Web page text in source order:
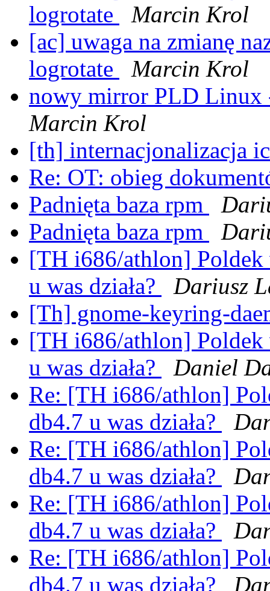
logrotate
Marcin Krol
[ac] uwaga na zmianę
logrotate
Marcin Krol
nowy mirror PLD Linux
Marcin Krol
[th] internacjonalizacja
Re: OT: obieg
Padnięta baza rpm
Padnięta baza rpm
[TH i686/athlon] Poldek
u was działa?
Dariusz
[Th] gnome-keyring-
[TH i686/athlon] Poldek
u was działa?
Daniel
Re: [TH i686/athlon]
db4.7 u was działa?
Re: [TH i686/athlon]
db4.7 u was działa?
Re: [TH i686/athlon]
db4.7 u was działa?
Re: [TH i686/athlon]
db4.7 u was działa?